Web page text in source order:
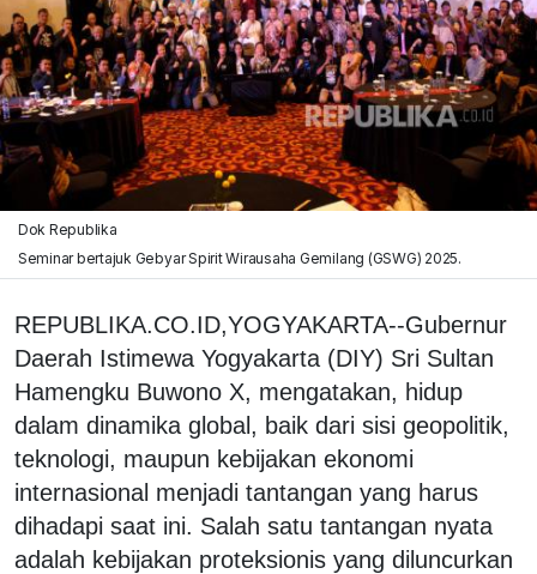
Dok Republika
Seminar bertajuk Gebyar Spirit Wirausaha Gemilang (GSWG) 2025.
REPUBLIKA.CO.ID,YOGYAKARTA--Gubernur
Daerah Istimewa Yogyakarta (DIY) Sri Sultan
Hamengku Buwono X, mengatakan, hidup
dalam dinamika global, baik dari sisi geopolitik,
teknologi, maupun kebijakan ekonomi
internasional menjadi tantangan yang harus
dihadapi saat ini. Salah satu tantangan nyata
adalah kebijakan proteksionis yang diluncurkan